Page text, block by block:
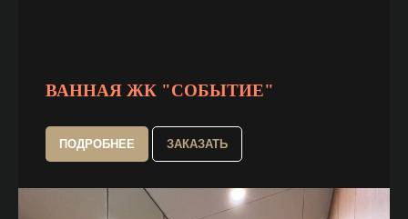
ВАННАЯ ЖК "СОБЫТИЕ"
ПОДРОБНЕЕ ЗАКАЗАТЬ